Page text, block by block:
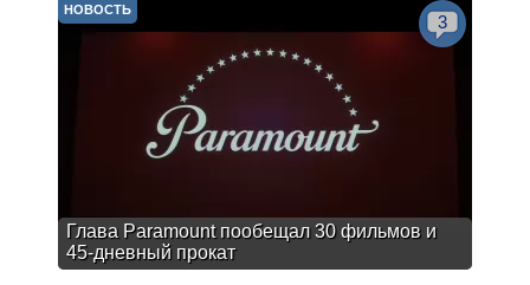
Глава Paramount пообещал 30 фильмов и
45-дневный прокат
НОВОСТЬ
3